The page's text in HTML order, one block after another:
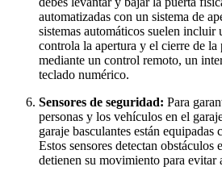
automatizadas con un sistema de
sistemas automáticos suelen
controla la apertura y el cierre de la
mediante un control remoto, un
teclado numérico.
Sensores de seguridad: Para
personas y los vehículos en el
garaje basculantes están equipadas
Estos sensores detectan
detienen su movimiento para evitar